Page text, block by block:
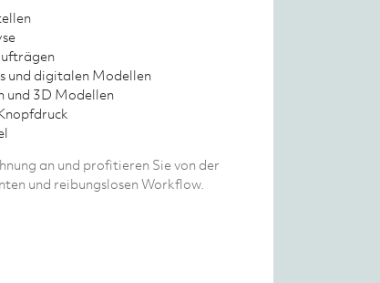
und digitalen Modellen
und 3D Modellen
an und profitieren Sie von der
und reibungslosen Workflow.